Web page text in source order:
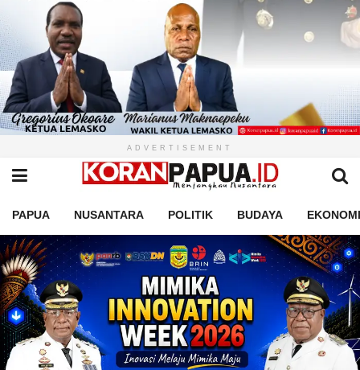
ADVERTISEMENT
PAPUA NUSANTARA POLITIK BUDAYA EKONOMI